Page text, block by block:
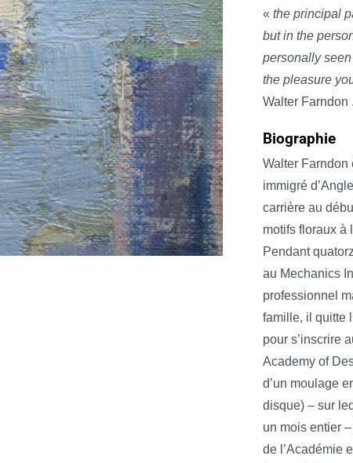
«the principal
but in the
personally
the pleasure
Walter Farndon .
Biographie
Walter Farndon
immigré
carrière au
motifs floraux à
Pendant
au Mechanics
professionnel
famille, il quitte
pour s’inscrire
Academy of
d’un moulage
disque) – sur
un mois entier
de l’Académie